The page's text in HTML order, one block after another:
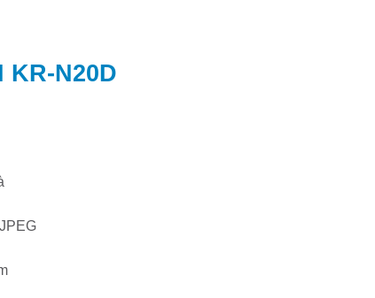
KR-N20D